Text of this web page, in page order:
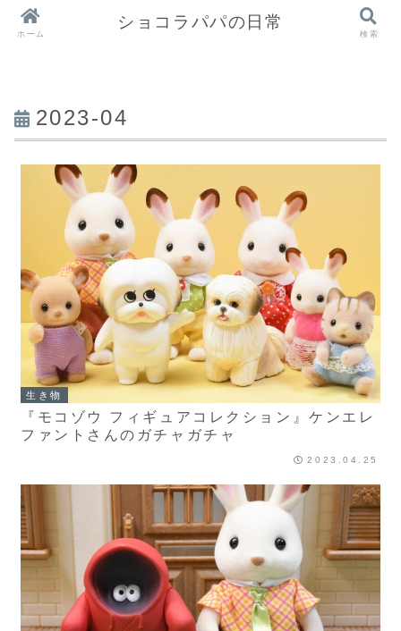
2023-04
生き物
『モコゾウ フィギュアコレクション』ケンエレ
ファントさんのガチャガチャ
2023.04.25
ホーム
ショコラパパの日常
検索